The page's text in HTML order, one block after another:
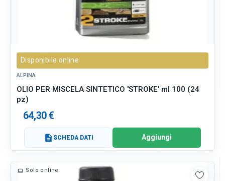
Disponibile online
ALPINA
OLIO PER MISCELA SINTETICO 'STROKE' ml 100 (24
pz)
64,30 €
description SCHEDA DATI Aggiungi
Solo online